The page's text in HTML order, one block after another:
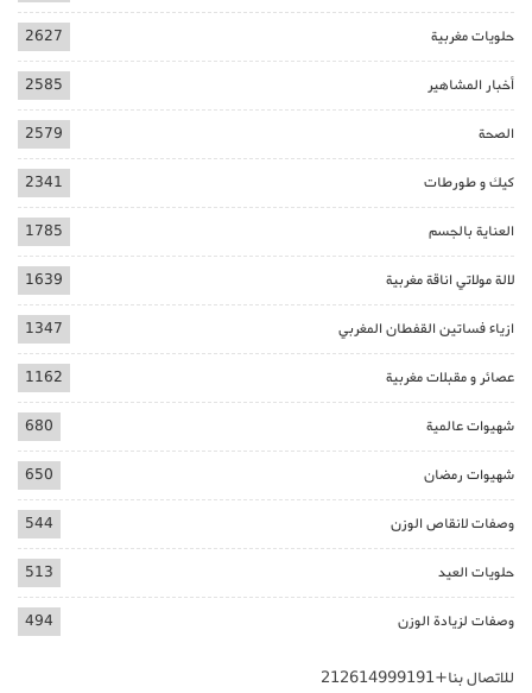
حلويات مغربية 2627
أخبار المشاهير 2585
الصحة 2579
كيك و طورطات 2341
العناية بالجسم 1785
لالة مولاتي اناقة مغربية 1639
ازياء فساتين القفطان المغربي 1347
عصائر و مقبلات مغربية 1162
شهيوات عالمية 680
شهيوات رمضان 650
وصفات لانقاص الوزن 544
حلويات العيد 513
وصفات لزيادة الوزن 494
للاتصال بنا+212614999191